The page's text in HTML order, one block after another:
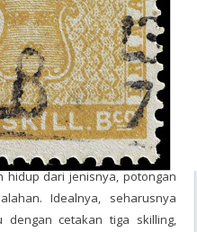
hidup dari jenisnya, potongan
Idealnya, seharusnya
dengan cetakan tiga skilling,